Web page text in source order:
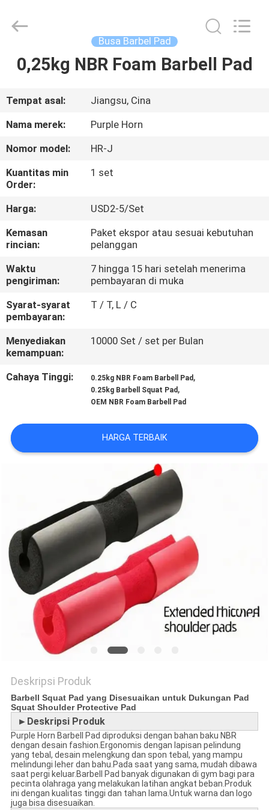
RUMAH
PRODUK
TENTANG
TUR
PABRIK
KUALITAS
HUBUNGI
KAMI
BLOG
PENAWARAN
PRIVACY
POLICY
Commerce
Rights
Reserved.
Busa Barbel Pad
0,25kg NBR Foam Barbell Pad
Tempat asal:
Jiangsu, Cina
Nama merek:
Purple Horn
Nomor model:
HR-J
Kuantitas min
Order:
1 set
Harga:
USD2-5/Set
Kemasan
rincian:
Paket ekspor atau sesuai kebutuhan
pelanggan
Waktu
pengiriman:
7 hingga 15 hari setelah menerima
pembayaran di muka
Syarat-syarat
pembayaran:
T / T, L / C
Menyediakan
kemampuan:
10000 Set / set per Bulan
Cahaya Tinggi: 0.25kg NBR Foam Barbell Pad ,
0.25kg Barbell Squat Pad ,
OEM NBR Foam Barbell Pad
HARGA TERBAIK
Deskripsi Produk
Barbell Squat Pad yang Disesuaikan untuk Dukungan Pad
Squat Shoulder Protective Pad
►Deskripsi Produk
Purple Horn Barbell Pad diproduksi dengan bahan baku NBR
dengan desain fashion.Ergonomis dengan lapisan pelindung
yang tebal, desain melengkung dan spon tebal, yang mampu
melindungi leher dan bahu.Pada saat yang sama, mudah dibawa
saat pergi keluar.Barbell Pad banyak digunakan di gym bagi para
pecinta olahraga yang melakukan latihan angkat beban.Produk
ini dengan kualitas tinggi dan tahan lama.Untuk warna dan logo
juga bisa disesuaikan.